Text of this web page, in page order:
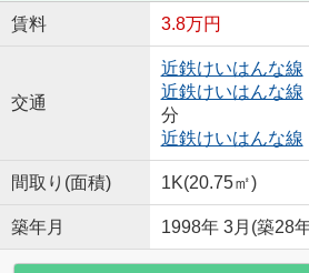
賃料 3.8万円
交通
近鉄けいはんな線
近鉄けいはんな線
分
近鉄けいはんな線
間取り(面積) 1K(20.75㎡)
築年月 1998年 3月(築28